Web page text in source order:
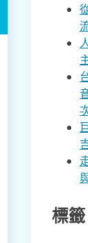
標籤